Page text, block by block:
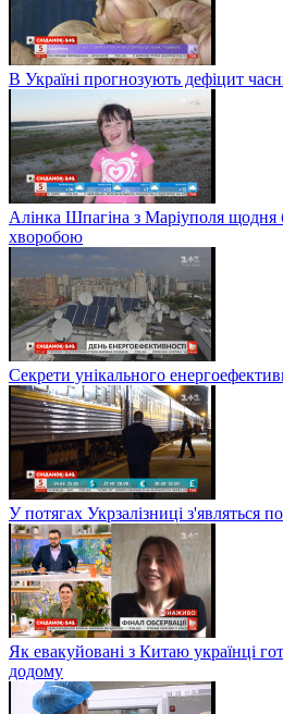
В Україні прогнозують дефіцит
Алінка Шпагіна з Маріуполя щодня
хворобою
Секрети унікального
У потягах Укрзалізниці з'являться
Як евакуйовані з Китаю українці
додому